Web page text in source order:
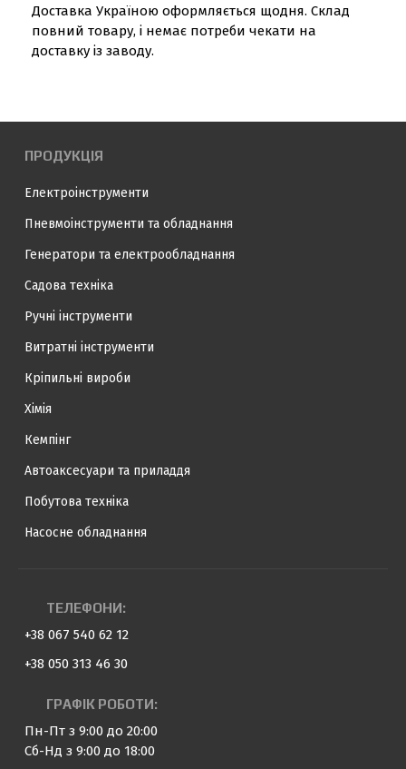
Доставка Україною оформляється щодня. Склад
повний товару, і немає потреби чекати на
доставку із заводу.
ПРОДУКЦІЯ
Електроінструменти
Пневмоінструменти та обладнання
Генератори та електрообладнання
Садова техніка
Ручні інструменти
Витратні інструменти
Кріпильні вироби
Хімія
Кемпінг
Автоаксесуари та приладдя
Побутова техніка
Насосне обладнання
ТЕЛЕФОНИ:
+38 067 540 62 12
+38 050 313 46 30
ГРАФІК РОБОТИ:
Пн-Пт з 9:00 до 20:00
Сб-Нд з 9:00 до 18:00